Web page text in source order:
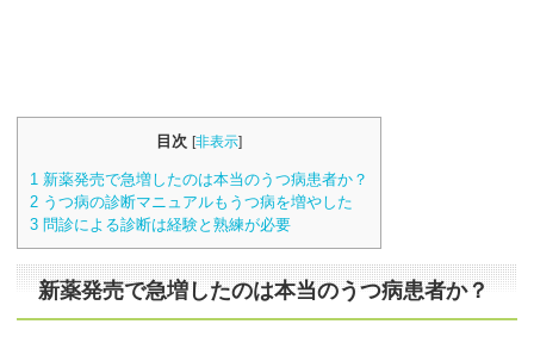
目次 [非表示]
1 新薬発売で急増したのは本当のうつ病患者か？
2 うつ病の診断マニュアルもうつ病を増やした
3 問診による診断は経験と熟練が必要
新薬発売で急増したのは本当のうつ病患者か？